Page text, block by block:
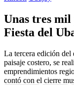
Unas tres
Fiesta del
La tercera edición
paisaje costero, se
emprendimientos
contó con el cierre